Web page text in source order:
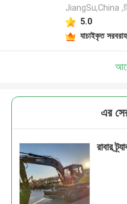
JiangSu,China
5.0
যাচাইকৃত
এর
রাবার